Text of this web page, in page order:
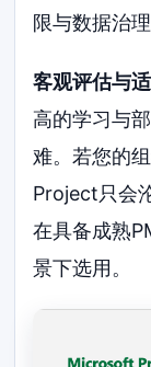
限与数据治理
客观评估与
高的学习与
难。若您的
Project只会
在具备成熟
景下选用。